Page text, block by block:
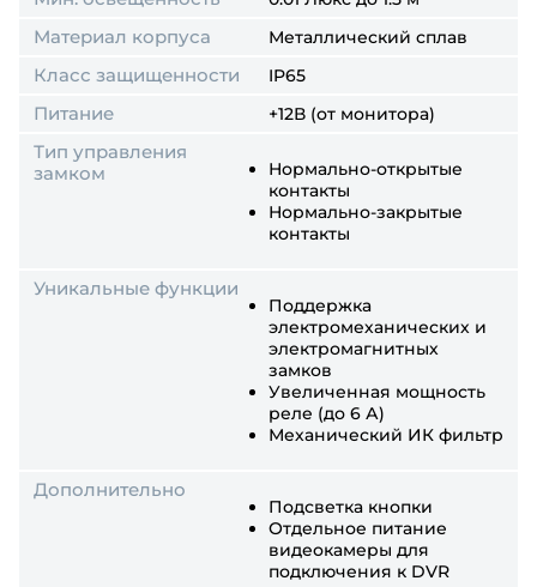
Материал корпуса Металлический сплав
Класс защищенности IP65
Питание +12В (от монитора)
Тип управления
замком
Нормально-открытые
контакты
Нормально-закрытые
контакты
Уникальные функции
Поддержка
электромеханических и
электромагнитных
замков
Увеличенная мощность
реле (до 6 А)
Механический ИК фильтр
Дополнительно
Подсветка кнопки
Отдельное питание
видеокамеры для
подключения к DVR